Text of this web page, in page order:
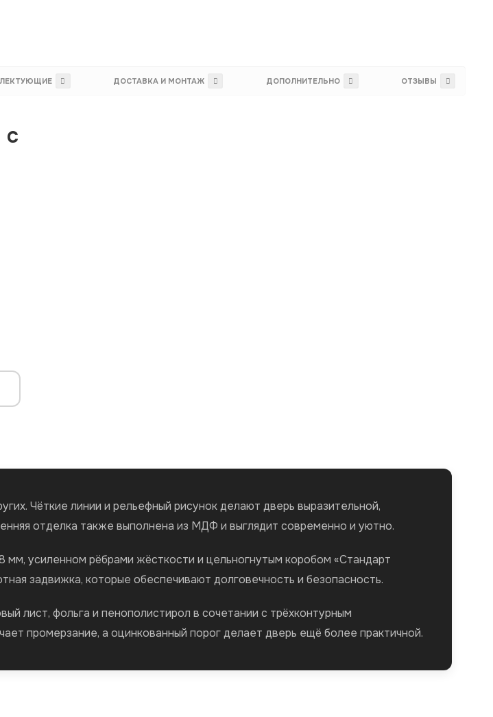
ДОСТАВКА И МОНТАЖ ДОПОЛНИТЕЛЬНО ОТЗЫВЫ
с
Чёткие линии и рельефный рисунок делают дверь выразительной,
отделка также выполнена из МДФ и выглядит современно и уютно.
усиленном рёбрами жёсткости и цельногнутым коробом «Стандарт
задвижка, которые обеспечивают долговечность и безопасность.
лист, фольга и пенополистирол в сочетании с трёхконтурным
промерзание, а оцинкованный порог делает дверь ещё более практичной.